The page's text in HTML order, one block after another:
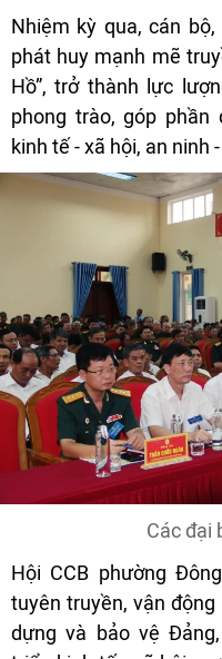
Nhiệm kỳ qua, cán
phát huy mạnh mẽ
Hồ”, trở thành lực
phong trào, góp
kinh tế - xã hội, an ninh
Các đại
Hội CCB phường
tuyên truyền, vận
dựng và bảo vệ